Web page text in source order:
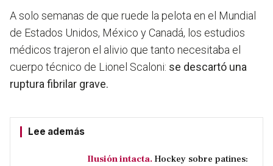
A solo semanas de que ruede la pelota en el Mundial
de Estados Unidos, México y Canadá, los estudios
médicos trajeron el alivio que tanto necesitaba el
cuerpo técnico de Lionel Scaloni: se descartó una
ruptura fibrilar grave.
Lee además
Ilusión intacta. Hockey sobre patines: